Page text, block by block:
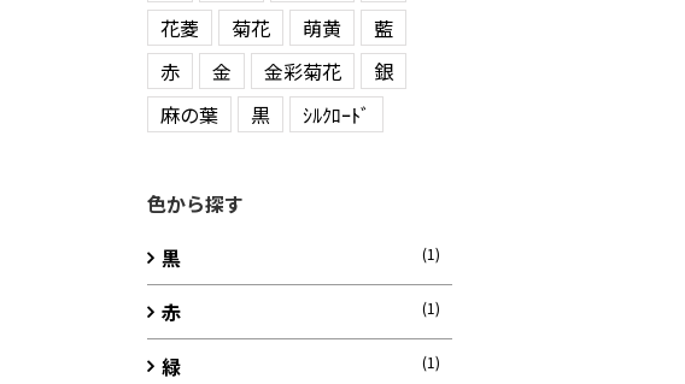
花菱
菊花 萌黄
藍
赤
金 金彩菊花
銀
麻の葉
黒 ｼﾙｸﾛｰﾄﾞ
色から探す
黒
(1)
赤 (1)
緑 (1)